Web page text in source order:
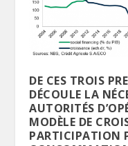
DE CES TROIS
DÉCOULE LA
AUTORITÉS
MODÈLE DE
PARTICIPATION